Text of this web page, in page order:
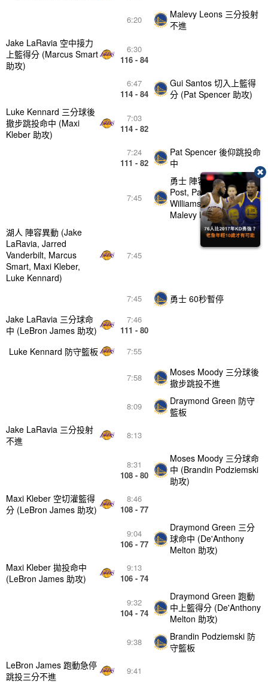
9:41
LeBron James 跑動急停
跳投三分不進
9:38
Brandin Podziemski 防
守籃板
9:32
104 - 74
Draymond Green 跑動
中上籃得分 (De'Anthony
Melton 助攻)
9:13
106 - 74
Maxi Kleber 拋投命中
(LeBron James 助攻)
9:04
106 - 77
Draymond Green 三分
球命中 (De'Anthony
Melton 助攻)
8:46
108 - 77
Maxi Kleber 空切灌籃得
分 (LeBron James 助攻)
8:31
108 - 80
Moses Moody 三分球命
中 (Brandin Podziemski
助攻)
8:13
Jake LaRavia 三分投射
不進
8:09
Draymond Green 防守
籃板
7:58
Moses Moody 三分球後
撤步跳投不進
7:55
Luke Kennard 防守籃板
7:46
111 - 80
Jake LaRavia 三分球命
中 (LeBron James 助攻)
7:45 勇士 60秒暫停
7:45
湖人 陣容異動 (Jake
LaRavia, Jarred
Vanderbilt, Marcus
Smart, Maxi Kleber,
Luke Kennard)
7:45
勇士 陣容異動 (Quinten
Post, Pat Spencer, Nate
Williams, Gui Santos,
Malevy Leons)
7:24
111 - 82
Pat Spencer 後仰跳投命
中
7:03
114 - 82
Luke Kennard 三分球後
撤步跳投命中 (Maxi
Kleber 助攻)
6:47
114 - 84
Gui Santos 切入上籃得
分 (Pat Spencer 助攻)
6:30
116 - 84
Jake LaRavia 空中接力
上籃得分 (Marcus Smart
助攻)
6:20
Malevy Leons 三分投射
不進